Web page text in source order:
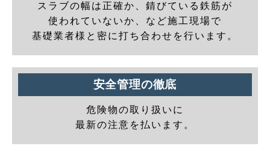
スラブの幅は正確か、錆びている鉄筋が
使われていないか、など施工現場で
基礎業者様と密に打ち合わせを行います。
安全管理の徹底
危険物の取り扱いに
最新の注意を払います。